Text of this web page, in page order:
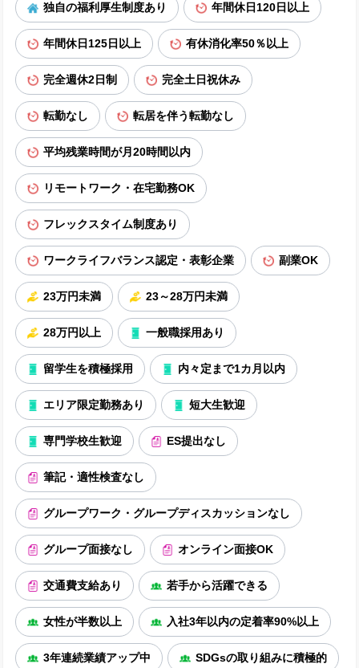
独自の福利厚生制度あり 年間休日120日以上
年間休日125日以上 有休消化率50％以上
完全週休2日制 完全土日祝休み
転勤なし 転居を伴う転勤なし
平均残業時間が月20時間以内
リモートワーク・在宅勤務OK
フレックスタイム制度あり
ワークライフバランス認定・表彰企業 副業OK
23万円未満 23～28万円未満
28万円以上 一般職採用あり
留学生を積極採用 内々定まで1カ月以内
エリア限定勤務あり 短大生歓迎
専門学校生歓迎 ES提出なし
筆記・適性検査なし
グループワーク・グループディスカッションなし
グループ面接なし オンライン面接OK
交通費支給あり 若手から活躍できる
女性が半数以上 入社3年以内の定着率90%以上
3年連続業績アップ中 SDGsの取り組みに積極的